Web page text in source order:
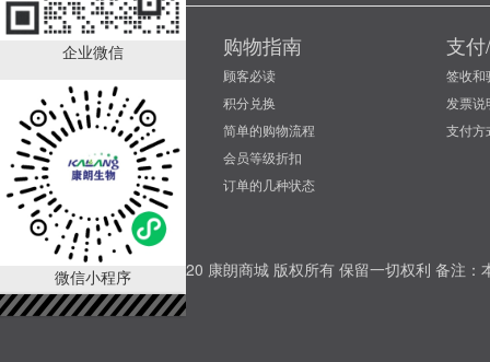
企业微信
微信小程序
康朗生物
网站使用条款
会员注册协议
购物指南
顾客必读
积分兑换
简单的购物流程
会员等级折扣
订单的几种状态
支
签收和
发票说
支付方
Copyright © 2020 康朗商城 版权所有 保留一切权利 备注